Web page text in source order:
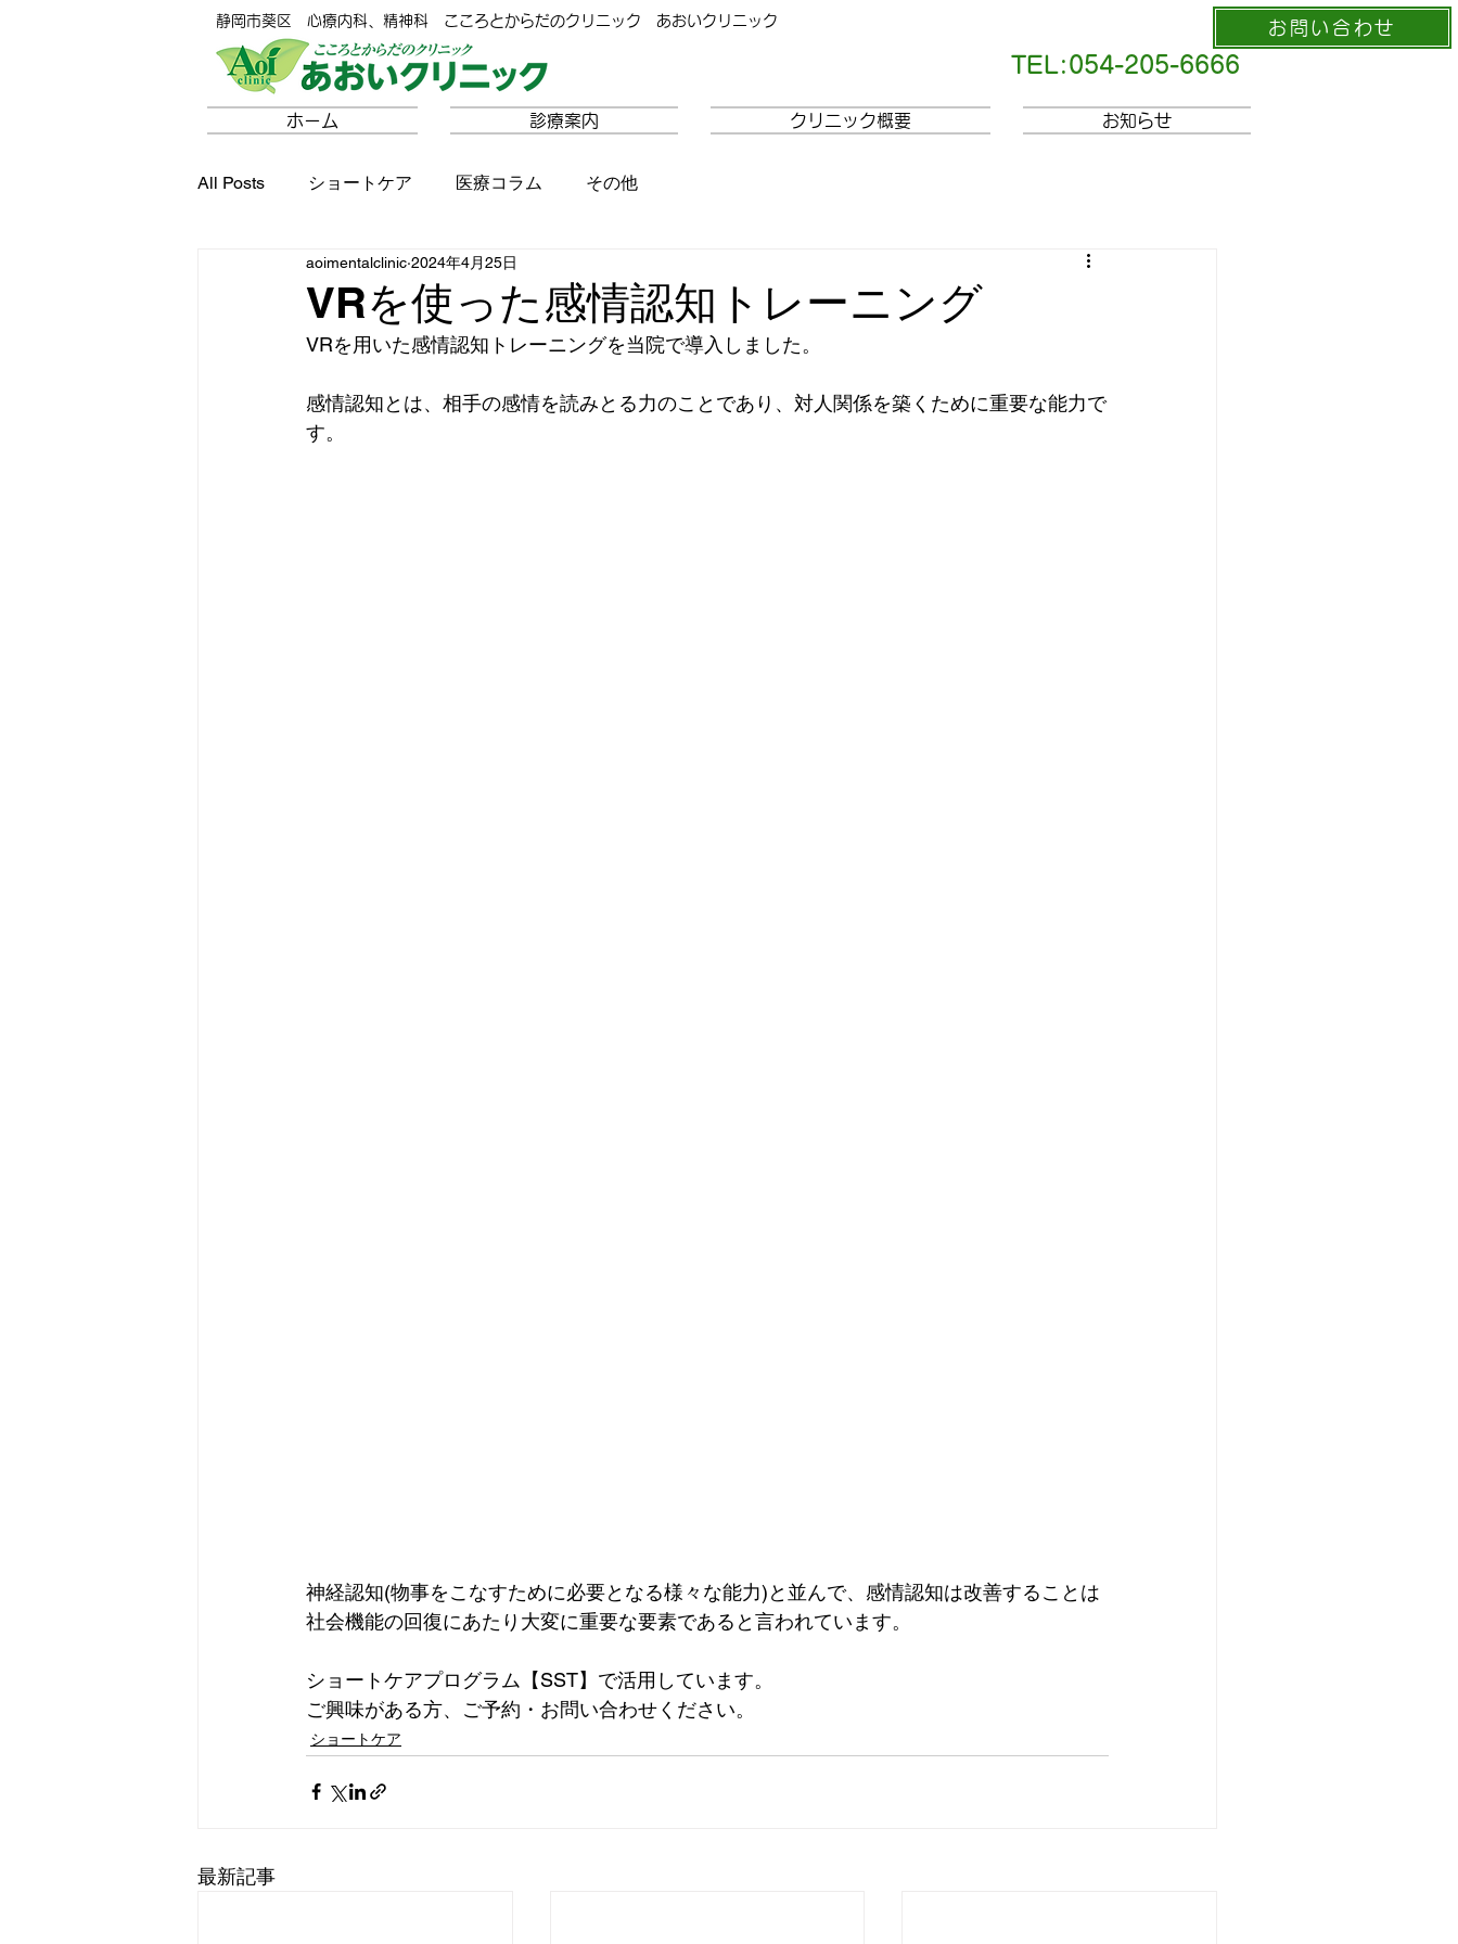
お問い合わせ
静岡市葵区 心療内科、精神科 こころとからだのクリニック あおいクリニック
TEL:054-205-6666
ホーム 診療案内 クリニック概要 お知らせ
All Posts ショートケア 医療コラム その他
VRを使った感情認知トレーニング
aoimentalclinic 2024年4月25日
VRを用いた感情認知トレーニングを当院で導入しました。
感情認知とは、相手の感情を読みとる力のことであり、対人関係を築くために重要な能力で
す。
神経認知(物事をこなすために必要となる様々な能力)と並んで、感情認知は改善することは
社会機能の回復にあたり大変に重要な要素であると言われています。
ショートケアプログラム【SST】で活用しています。
ご興味がある方、ご予約・お問い合わせください。
ショートケア
最新記事